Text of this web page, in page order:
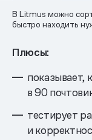
В Litmus можно
быстро находить
Плюсы:
показывает,
в 90
тестирует
и